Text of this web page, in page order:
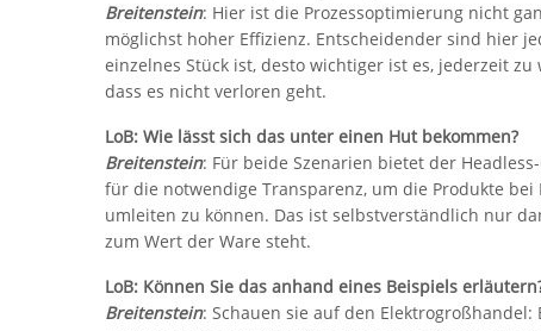
Breitenstein: Hier ist die Prozessoptimierung nicht
möglichst hoher Effizienz. Entscheidender sind hier
einzelnes Stück ist, desto wichtiger ist es, jederzeit
dass es nicht verloren geht.
LoB: Wie lässt sich das unter einen Hut bekommen?
Breitenstein: Für beide Szenarien bietet der
für die notwendige Transparenz, um die Produkte
umleiten zu können. Das ist selbstverständlich nur
zum Wert der Ware steht.
LoB: Können Sie das anhand eines Beispiels
Breitenstein: Schauen sie auf den